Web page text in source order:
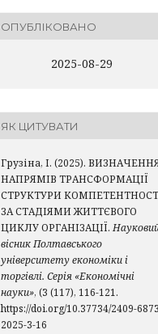
ОПУБЛІКОВАНО
2025-08-29
ЯК ЦИТУВАТИ
Грузіна, І. (2025).
НАПРЯМІВ ТРАНСФОРМАЦІЇ
СТРУКТУРИ
ЗА СТАДІЯМИ ЖИТТЄВОГО
ЦИКЛУ ОРГАНІЗАЦІЇ.
вісник Полтавського
університету економіки і
торгівлі. Серія «Економічні
науки», (3 (117), 116-121.
https://doi.org/10.37734/2409-
2025-3-16